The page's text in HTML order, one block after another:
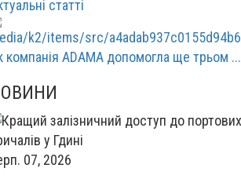
статті
компанія ADAMA допомогла ще трьом ...
07, 2026